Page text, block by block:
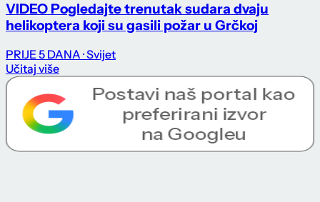
VIDEO Pogledajte trenutak sudara dvaju
helikoptera koji su gasili požar u Grčkoj
PRIJE 5 DANA · Svijet
Učitaj više